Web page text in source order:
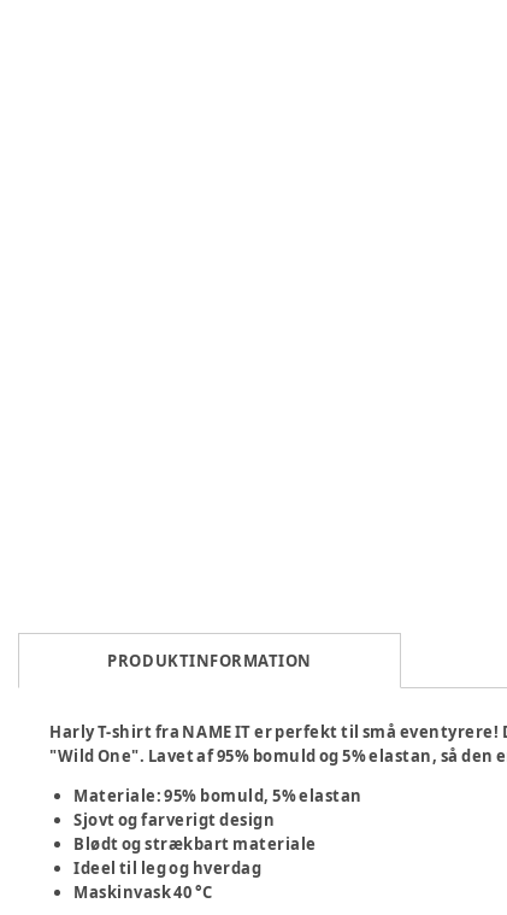
PRODUKTINFORMATION
Harly T-shirt fra NAME IT er perfekt til små
"Wild One". Lavet af 95% bomuld og 5% elastan, så den
Materiale: 95% bomuld, 5% elastan
Sjovt og farverigt design
Blødt og strækbart materiale
Ideel til leg og hverdag
Maskinvask 40 °C